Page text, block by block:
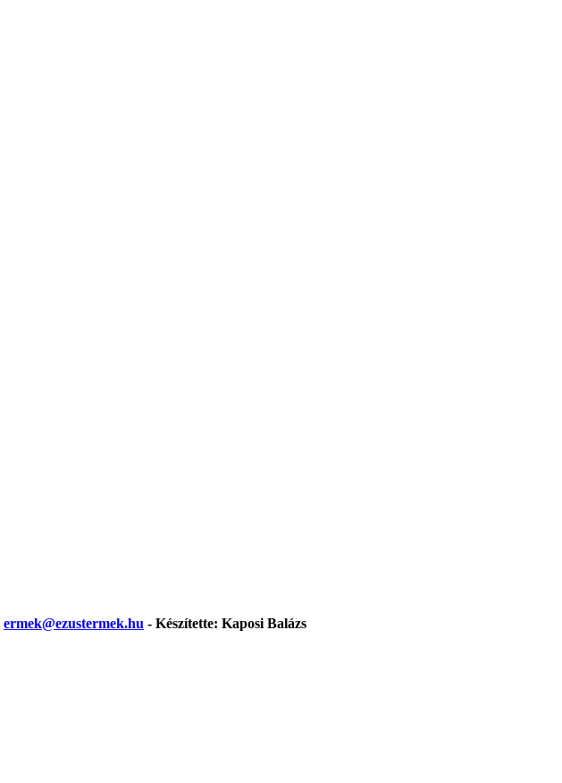
ermek@ezustermek.hu - Készítette: Kaposi Balázs